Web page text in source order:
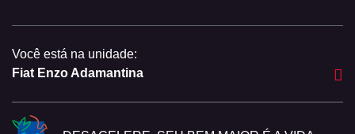
Você está na unidade:
Fiat Enzo Adamantina